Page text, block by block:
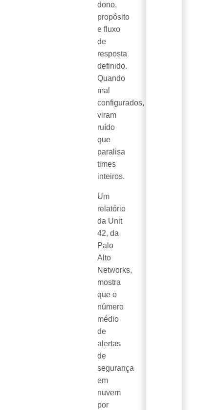
dono,
propósito
e fluxo
de
resposta
definido.
Quando
mal
configurados,
viram
ruído
que
paralisa
times
inteiros.
Um
relatório
da Unit
42, da
Palo
Alto
Networks,
mostra
que o
número
médio
de
alertas
de
segurança
em
nuvem
por